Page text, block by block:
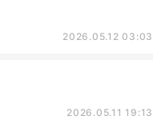
2026.05.12 03:03
2026.05.11 19:13